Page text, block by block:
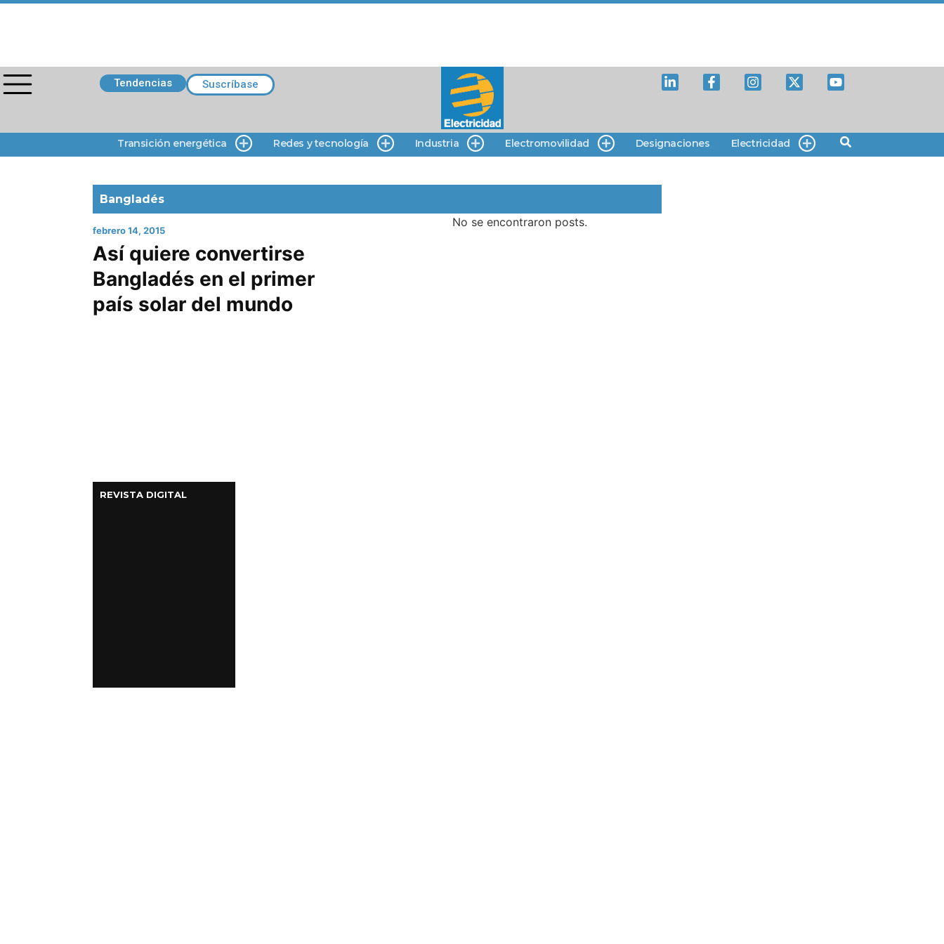
Tendencias Suscríbase
Transición energética Redes y tecnología Industria Electromovilidad Designaciones Electricidad
Bangladés
febrero 14, 2015
Así quiere convertirse
Bangladés en el primer
país solar del mundo
No se encontraron posts.
REVISTA DIGITAL